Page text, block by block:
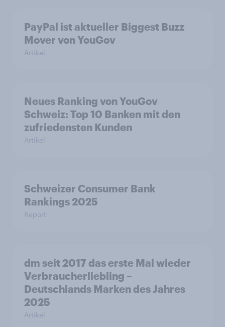
PayPal ist aktueller Biggest Buzz
Mover von YouGov
Artikel
Neues Ranking von YouGov
Schweiz: Top 10 Banken mit den
zufriedensten Kunden
Artikel
Schweizer Consumer Bank
Rankings 2025
Report
dm seit 2017 das erste Mal wieder
Verbraucherliebling –
Deutschlands Marken des Jahres
2025
Artikel